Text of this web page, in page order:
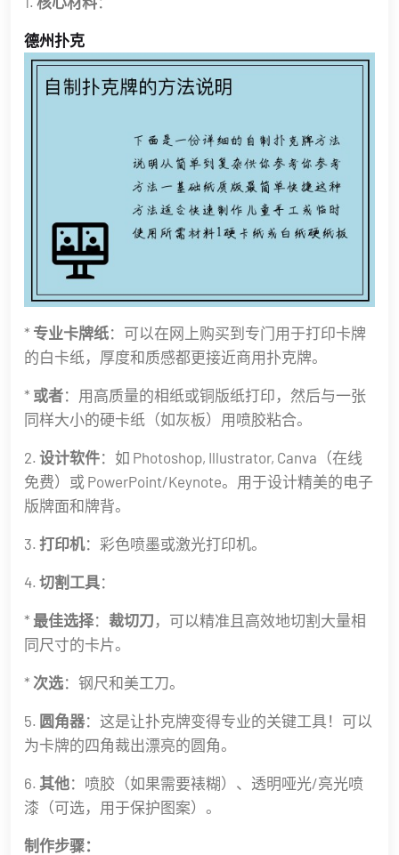
德州扑克
* 专业卡牌纸：可以在网上购买到专门用于打印卡牌
的白卡纸，厚度和质感都更接近商用扑克牌。
* 或者：用高质量的相纸或铜版纸打印，然后与一张
同样大小的硬卡纸（如灰板）用喷胶粘合。
2. 设计软件：如 Photoshop, Illustrator, Canva（在线
免费）或 PowerPoint/Keynote。用于设计精美的电子
版牌面和牌背。
3. 打印机：彩色喷墨或激光打印机。
4. 切割工具：
* 最佳选择： 裁切刀 ，可以精准且高效地切割大量相
同尺寸的卡片。
* 次选：钢尺和美工刀。
5. 圆角器：这是让扑克牌变得专业的关键工具！可以
为卡牌的四角裁出漂亮的圆角。
6. 其他：喷胶（如果需要裱糊）、透明哑光/亮光喷
漆（可选，用于保护图案）。
制作步骤：